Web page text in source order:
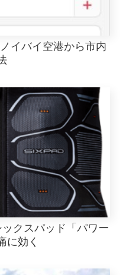
イバイ空港から市内
ックスパッド「パワー
に効く